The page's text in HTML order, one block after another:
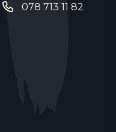
078 713 11 82